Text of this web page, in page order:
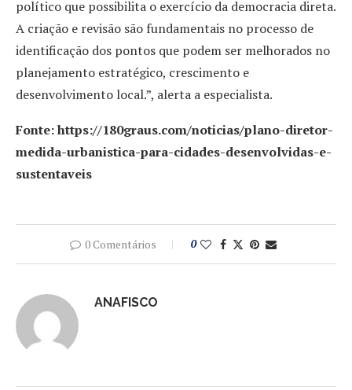
político que possibilita o exercício da democracia direta.
A criação e revisão são fundamentais no processo de
identificação dos pontos que podem ser melhorados no
planejamento estratégico, crescimento e
desenvolvimento local.”, alerta a especialista.
Fonte: https://180graus.com/noticias/plano-diretor-
medida-urbanistica-para-cidades-desenvolvidas-e-
sustentaveis
0 Comentários 0
ANAFISCO